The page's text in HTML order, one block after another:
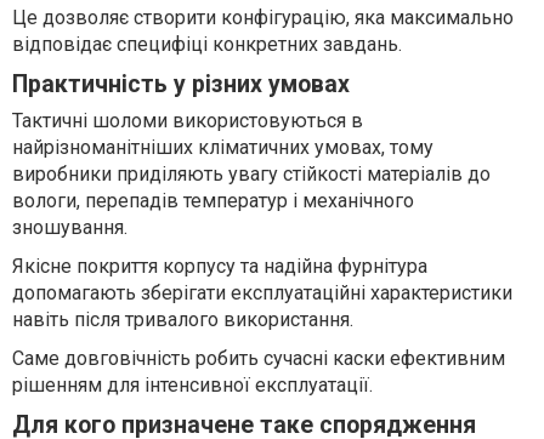
Це дозволяє створити конфігурацію, яка максимально
відповідає специфіці конкретних завдань.
Практичність у різних умовах
Тактичні шоломи використовуються в
найрізноманітніших кліматичних умовах, тому
виробники приділяють увагу стійкості матеріалів до
вологи, перепадів температур і механічного
зношування.
Якісне покриття корпусу та надійна фурнітура
допомагають зберігати експлуатаційні характеристики
навіть після тривалого використання.
Саме довговічність робить сучасні каски ефективним
рішенням для інтенсивної експлуатації.
Для кого призначене таке спорядження